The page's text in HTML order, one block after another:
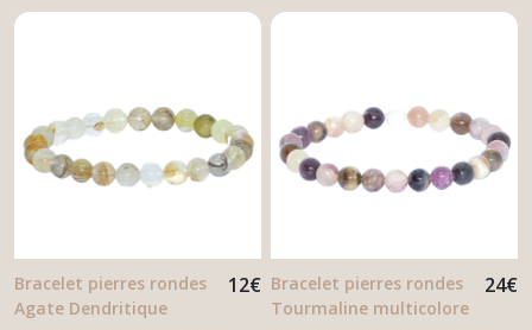
Bracelet pierres rondes
Agate Dendritique
12€ Bracelet pierres rondes
Tourmaline multicolore
24€